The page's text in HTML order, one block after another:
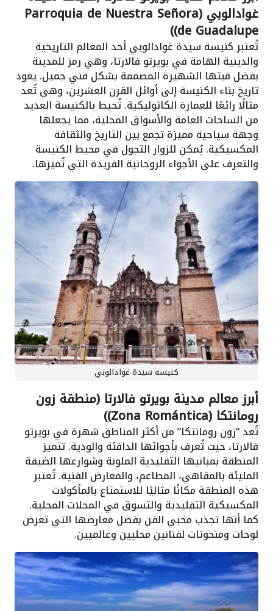
غوادالوبي (Parroquia de Nuestra Señora
de Guadalupe))
تُعتبر كنيسة سيدة غوادالوبي أحد المعالم التاريخية
والدينية الهامة في بويرتو فالارتا، وهي رمز للمدينة
بفضل قبتها الشهيرة المصممة بشكل فني جميل. يعود
تاريخ بناء الكنيسة إلى أوائل القرن العشرين، وهي تُعد
مثالًا رائعًا للعمارة الكاثوليكية. تُحيط بالكنيسة العديد
من الساحات العامة والأسواق المحلية، مما يجعلها
وجهة سياحية مميزة تجمع بين التاريخ والثقافة
المكسيكية. يُمكن للزوار التجول في محيط الكنيسة
والتعرف على الأجواء الروحانية الفريدة التي تُميزها.
كنيسة سيدة غوادالوبي
أبرز معالم مدينة بويرتو فالارتا (منطقة زون
رومانتكا (Zona Romántica))
تُعد “زون رومانتكا” من أكثر المناطق شهرة في بويرتو
فالارتا، حيث تُعرف بأجوائها الدافئة والودية. تتميز
المنطقة بمبانيها التقليدية الملونة وشوارعها الضيقة
المليئة بالمقاهي، المطاعم، والمعارض الفنية. تُعتبر
هذه المنطقة مكانًا مثاليًا للاستمتاع بالمأكولات
المكسيكية التقليدية والتسوق في المحلات المحلية.
كما أنها تجذب محبي الفن بفضل معارضها التي تعرض
لوحات ومنحوتات لفنانين محليين وعالميين.